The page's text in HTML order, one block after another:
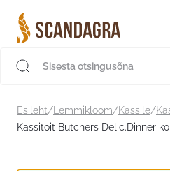
sisu
juurde
Esileht/ Lemmikloom/Kassile/
Kassitoit Butchers Delic.Dinner